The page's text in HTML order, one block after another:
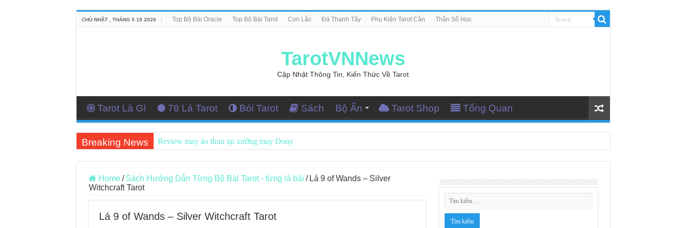
CHỦ NHẬT , THÁNG 5 10 2026 Top Bộ Bài Oracle Top Bộ Bài Tarot Con Lắc Đá Thanh Tẩy Phụ Kiện Tarot Cần Thần Số Học
TarotVNNews
Cập Nhật Thông Tin, Kiến Thức Về Tarot
Tarot Là Gì 78 Lá Tarot Bói Tarot Sách Bộ Ẩn Tarot Shop Tổng Quan
Breaking News
Review may áo thun tại xưởng may Dony
Konxari Cards – Trải Nghiệm Kết Nối Với Thế Giới Tâm Linh
Journey Of Love Oracle – Lá Số 70: Heaven
Home / Sách Hướng Dẫn Từng Bộ Bài Tarot - từng lá bài / Lá 9 of Wands – Silver
Witchcraft Tarot
Lá 9 of Wands – Silver Witchcraft Tarot